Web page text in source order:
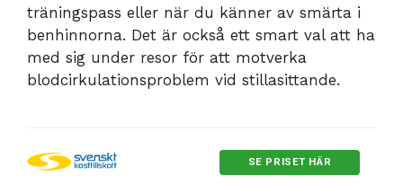
träningspass eller när du känner av smärta i
benhinnorna. Det är också ett smart val att ha
med sig under resor för att motverka
blodcirkulationsproblem vid stillasittande.
SE PRISET HÄR